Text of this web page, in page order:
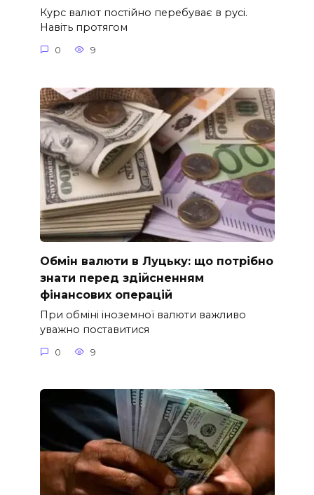
Курс валют постійно перебуває в русі.
Навіть протягом
0 9
Обмін валюти в Луцьку: що потрібно
знати перед здійсненням
фінансових операцій
При обміні іноземної валюти важливо
уважно поставитися
0 9